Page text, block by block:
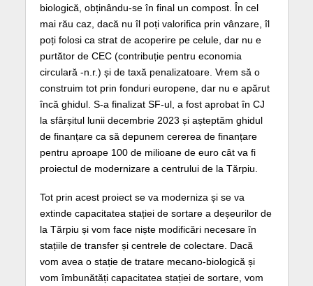
biologică, obținându-se în final un compost. În cel
mai rău caz, dacă nu îl poți valorifica prin vânzare, îl
poți folosi ca strat de acoperire pe celule, dar nu e
purtător de CEC (contribuție pentru economia
circulară -n.r.) și de taxă penalizatoare. Vrem să o
construim tot prin fonduri europene, dar nu e apărut
încă ghidul. S-a finalizat SF-ul, a fost aprobat în CJ
la sfârșitul lunii decembrie 2023 și așteptăm ghidul
de finanțare ca să depunem cererea de finanțare
pentru aproape 100 de milioane de euro cât va fi
proiectul de modernizare a centrului de la Tărpiu.
Tot prin acest proiect se va moderniza și se va
extinde capacitatea stației de sortare a deșeurilor de
la Tărpiu și vom face niște modificări necesare în
stațiile de transfer și centrele de colectare. Dacă
vom avea o stație de tratare mecano-biologică și
vom îmbunătăți capacitatea stației de sortare, vom